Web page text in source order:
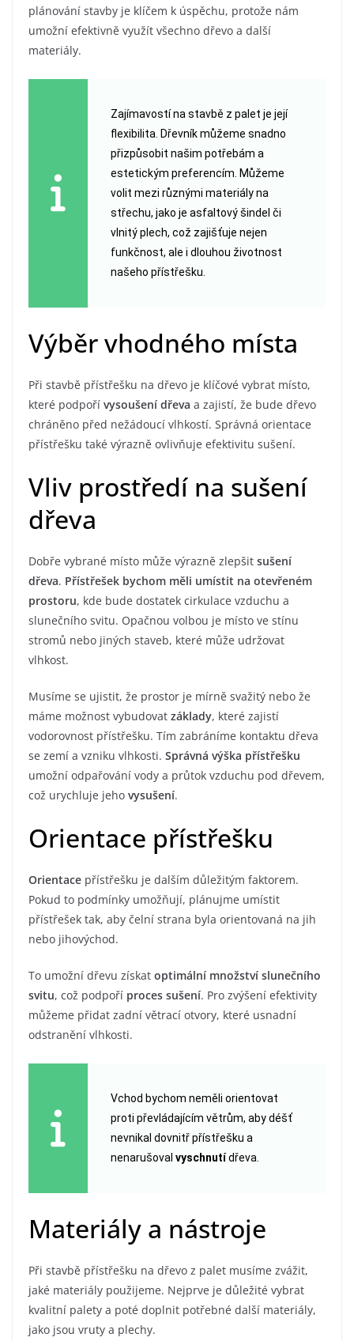
plánování stavby je klíčem k úspěchu, protože nám
umožní efektivně využít všechno dřevo a další
materiály.
Zajímavostí na stavbě z palet je její
flexibilita. Dřevník můžeme snadno
přizpůsobit našim potřebám a
estetickým preferencím. Můžeme
volit mezi různými materiály na
střechu, jako je asfaltový šindel či
vlnitý plech, což zajišťuje nejen
funkčnost, ale i dlouhou životnost
našeho přístřešku.
Výběr vhodného místa
Při stavbě přístřešku na dřevo je klíčové vybrat místo,
které podpoří vysoušení dřeva a zajistí, že bude dřevo
chráněno před nežádoucí vlhkostí. Správná orientace
přístřešku také výrazně ovlivňuje efektivitu sušení.
Vliv prostředí na sušení
dřeva
Dobře vybrané místo může výrazně zlepšit sušení
dřeva. Přístřešek bychom měli umístit na otevřeném
prostoru, kde bude dostatek cirkulace vzduchu a
slunečního svitu. Opačnou volbou je místo ve stínu
stromů nebo jiných staveb, které může udržovat
vlhkost.
Musíme se ujistit, že prostor je mírně svažitý nebo že
máme možnost vybudovat základy, které zajistí
vodorovnost přístřešku. Tím zabráníme kontaktu dřeva
se zemí a vzniku vlhkosti. Správná výška přístřešku
umožní odpařování vody a průtok vzduchu pod dřevem,
což urychluje jeho vysušení.
Orientace přístřešku
Orientace přístřešku je dalším důležitým faktorem.
Pokud to podmínky umožňují, plánujme umístit
přístřešek tak, aby čelní strana byla orientovaná na jih
nebo jihovýchod.
To umožní dřevu získat optimální množství slunečního
svitu, což podpoří proces sušení. Pro zvýšení efektivity
můžeme přidat zadní větrací otvory, které usnadní
odstranění vlhkosti.
Vchod bychom neměli orientovat
proti převládajícím větrům, aby déšť
nevnikal dovnitř přístřešku a
nenarušoval vyschnutídřeva.
Materiály a nástroje
Při stavbě přístřešku na dřevo z palet musíme zvážit,
jaké materiály použijeme. Nejprve je důležité vybrat
kvalitní palety a poté doplnit potřebné další materiály,
jako jsou vruty a plechy.